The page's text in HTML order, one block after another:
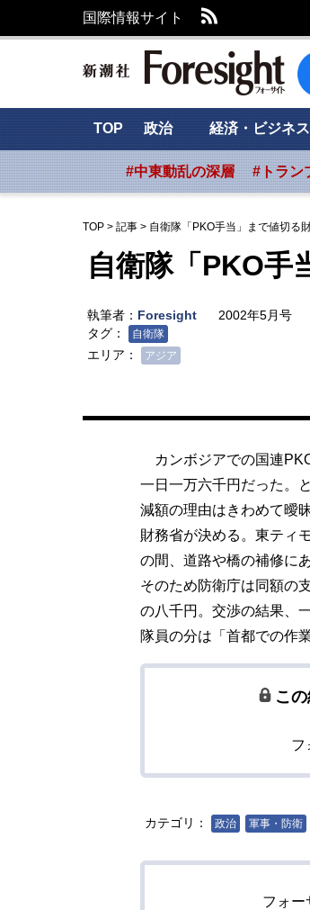
国際情報サイト
新
TOP 政治 経済・ビジネス
#中東動乱の深層 #トラン
TOP > 記事 > 自衛隊「PKO手当」まで値切る
自衛隊「PKO手
執筆者： Foresight
2002年5月号
タグ：
自衛隊
エリア： アジア
カンボジアでの国連
一日一万六千円だった。
減額の理由はきわめて曖
財務省が決める。東ティ
の間、道路や橋の補修に
そのため防衛庁は同額の
の八千円。交渉の結果、
隊員の分は「首都での作
こ
フ
カテゴリ： 政治 軍事・防衛
フォー